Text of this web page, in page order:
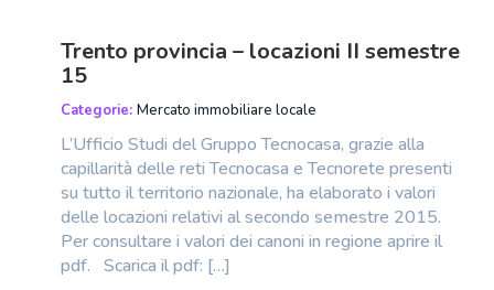
Trento provincia – locazioni II semestre
15
Categorie: Mercato immobiliare locale
L’Ufficio Studi del Gruppo Tecnocasa, grazie alla
capillarità delle reti Tecnocasa e Tecnorete presenti
su tutto il territorio nazionale, ha elaborato i valori
delle locazioni relativi al secondo semestre 2015.
Per consultare i valori dei canoni in regione aprire il
pdf. Scarica il pdf: […]